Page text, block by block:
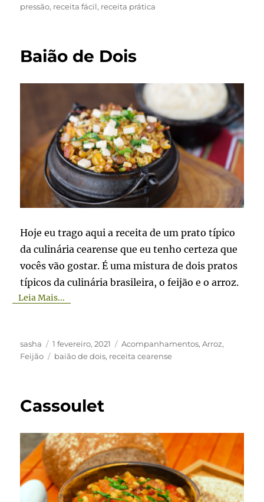
em
pressão, receita fácil, receita prática
Baião de Dois
Hoje eu trago aqui a receita de um prato típico
da culinária cearense que eu tenho certeza que
vocês vão gostar. É uma mistura de dois pratos
típicos da culinária brasileira, o feijão e o arroz.
Leia Mais...
Autor
sasha
Publicado
em
1 fevereiro, 2021 Categorias
Acompanhamentos,Arroz,
Feijão
Tags
baião de dois, receita cearense
Cassoulet